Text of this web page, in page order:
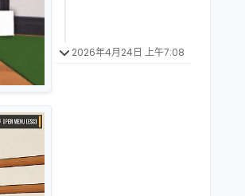
2026年4月24日 上午7:08